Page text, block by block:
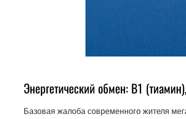
Энергетический обмен: В1
Базовая жалоба современного жителя